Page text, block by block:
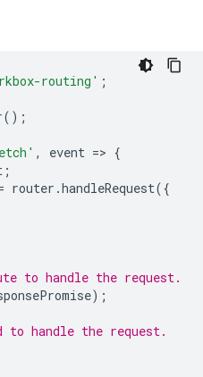
routing' ;
();
, event => {
;
router .handleRequest({
to handle the request.
);
to handle the request.